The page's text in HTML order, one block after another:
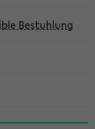
Bestuhlung